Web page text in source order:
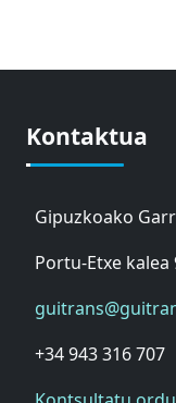
Kontaktua
Gipuzkoako
Portu-Etxe kalea
+34 943 316 707